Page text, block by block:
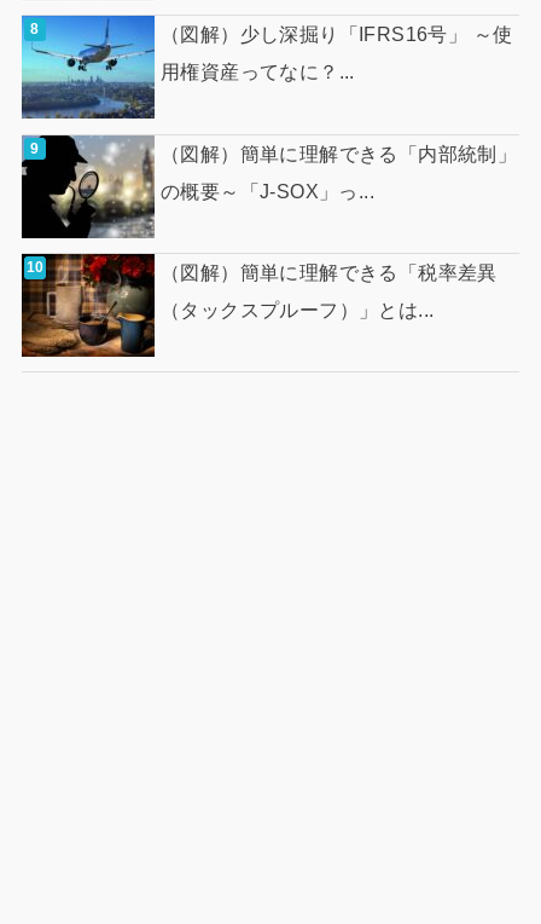
（図解）少し深掘り「IFRS16号」 ～使
用権資産ってなに？...
（図解）簡単に理解できる「内部統制」
の概要～「J-SOX」っ...
（図解）簡単に理解できる「税率差異
（タックスプルーフ）」とは...